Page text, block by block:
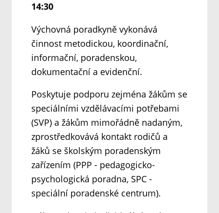
14:30
Výchovná poradkyně vykonává
činnost metodickou, koordinační,
informační, poradenskou,
dokumentační a evidenční.
Poskytuje podporu zejména žákům se
speciálními vzdělávacími potřebami
(SVP) a žákům mimořádně nadaným,
zprostředkovává kontakt rodičů a
žáků se školským poradenským
zařízením (PPP - pedagogicko-
psychologická poradna, SPC -
speciální poradenské centrum).